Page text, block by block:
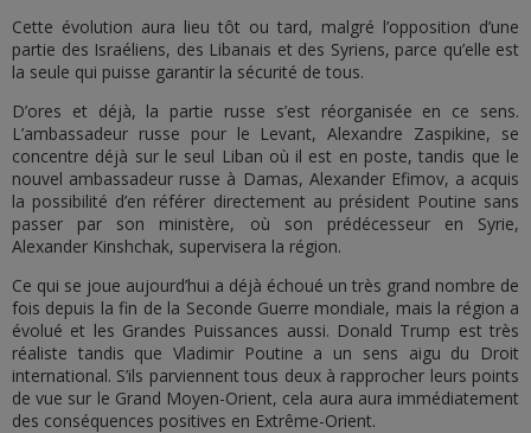
Cette évolution aura lieu tôt ou tard, malgré l’opposition d’une
partie des Israéliens, des Libanais et des Syriens, parce qu’elle est
la seule qui puisse garantir la sécurité de tous.
D’ores et déjà, la partie russe s’est réorganisée en ce sens.
L’ambassadeur russe pour le Levant, Alexandre Zaspikine, se
concentre déjà sur le seul Liban où il est en poste, tandis que le
nouvel ambassadeur russe à Damas, Alexander Efimov, a acquis
la possibilité d’en référer directement au président Poutine sans
passer par son ministère, où son prédécesseur en Syrie,
Alexander Kinshchak, supervisera la région.
Ce qui se joue aujourd’hui a déjà échoué un très grand nombre de
fois depuis la fin de la Seconde Guerre mondiale, mais la région a
évolué et les Grandes Puissances aussi. Donald Trump est très
réaliste tandis que Vladimir Poutine a un sens aigu du Droit
international. S’ils parviennent tous deux à rapprocher leurs points
de vue sur le Grand Moyen-Orient, cela aura aura immédiatement
des conséquences positives en Extrême-Orient.